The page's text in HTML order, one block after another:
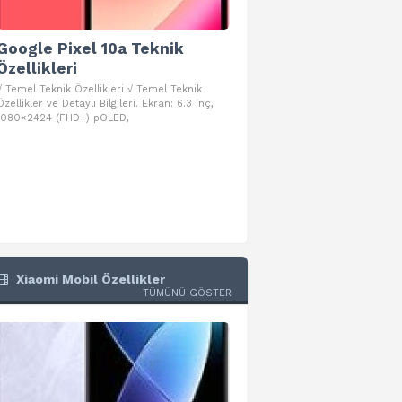
Pixel 10a Teknik
Temel Teknik Özellikleri √ Temel Teknik
ve Detaylı Bilgileri. Ekran: 6.3 inç,
(FHD+) pOLED,
Xiaomi Mobil Özellikler
TÜMÜNÜ GÖSTER